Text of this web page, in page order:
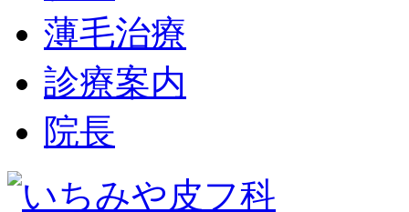
薄毛治療
診療案内
院長